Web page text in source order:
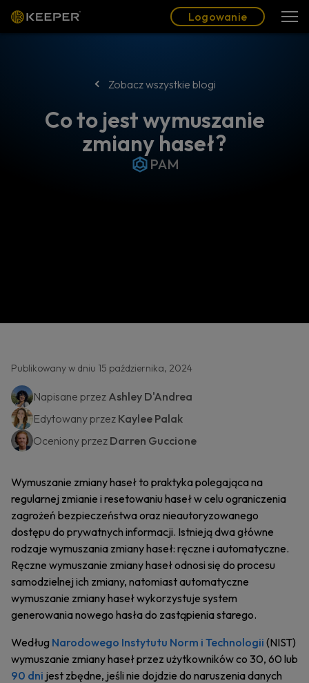
Logowanie
Zobacz wszystkie blogi
Co to jest wymuszanie
zmiany haseł?
PAM
Publikowany w dniu 15 października, 2024
Napisane przez Ashley D'Andrea
Edytowany przez Kaylee Palak
Oceniony przez Darren Guccione
Wymuszanie zmiany haseł to praktyka polegająca na
regularnej zmianie i resetowaniu haseł w celu ograniczenia
zagrożeń bezpieczeństwa oraz nieautoryzowanego
dostępu do prywatnych informacji. Istnieją dwa główne
rodzaje wymuszania zmiany haseł: ręczne i automatyczne.
Ręczne wymuszanie zmiany haseł odnosi się do procesu
samodzielnej ich zmiany, natomiast automatyczne
wymuszanie zmiany haseł wykorzystuje system
generowania nowego hasła do zastąpienia starego.
Według Narodowego Instytutu Norm i Technologii (NIST)
wymuszanie zmiany haseł przez użytkowników co 30, 60 lub
90 dni jest zbędne, jeśli nie dojdzie do naruszenia danych